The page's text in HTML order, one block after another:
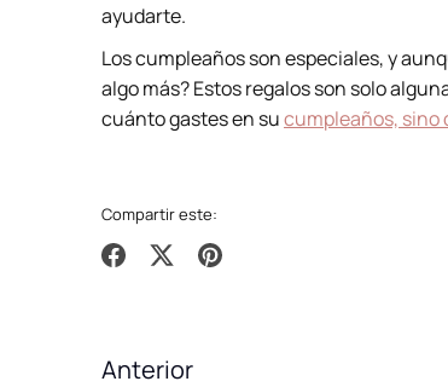
ayudarte.
Los cumpleaños son especiales, y
algo más? Estos regalos son solo
cuánto gastes en sucumpleaños, sino
Compartir este:
Anterior